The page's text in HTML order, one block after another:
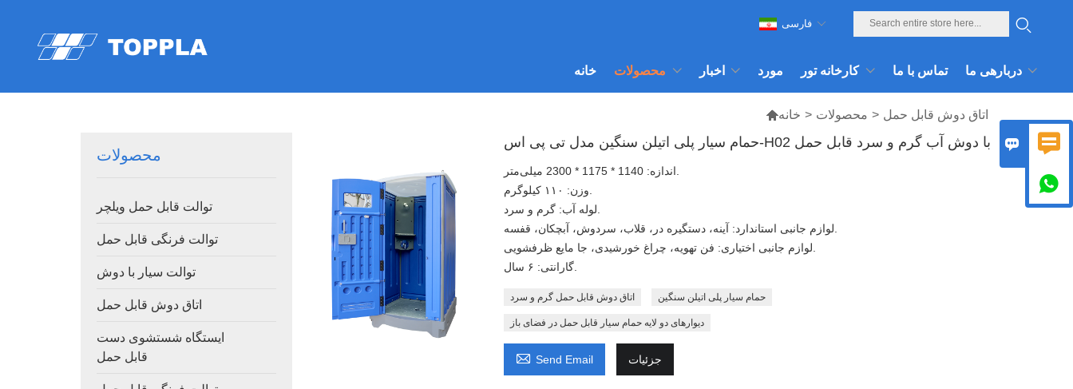
خانه محصولات اخبار مورد کارخانه تور تماس با ما دربارهی ما
فارسی
خانه > محصولات > اتاق دوش قابل حمل
محصولات
توالت قابل حمل ویلچر
توالت فرنگی قابل حمل
توالت سیار با دوش
اتاق دوش قابل حمل
ایستگاه شستشوی دست
قابل حمل
حمام سیار پلی اتیلن سنگین مدل تی پی اس-H02 با دوش آب گرم و سرد قابل حمل
گارانتی: ۶ سال.
اتاق دوش قابل حمل گرم و سرد حمام سیار پلی اتیلن سنگین
دیوارهای دو لایه حمام سیار قابل حمل در فضای باز
 Send Email جزئیات
 
